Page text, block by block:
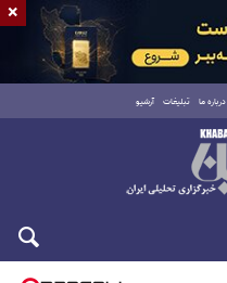
درباره ما تبلیغات آرشیو
×